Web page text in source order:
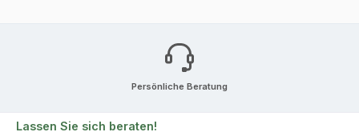
Persönliche Beratung
Lassen Sie sich beraten!